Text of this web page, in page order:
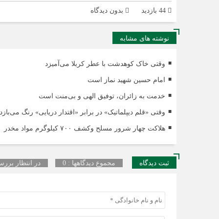
بدون دیدگاه
نوشته های مشابه
وقتی خاک کوهدشت با عطر کربلا می‌آمیزد
امام حسین شهید نماز است
خدمت به زائران، توفیق الهی و بی‌منت است
وقتی «قلم دیپلماتیک» در برابر «اقتدار دریایی» رنگ می‌بازد
هلاکت چهار شرور مسلح وکشف ۷۰۰ کیلوگرم مواد مخدر
ثبت دیدگاه مجموع دیدگاهها : 0 در انتظار